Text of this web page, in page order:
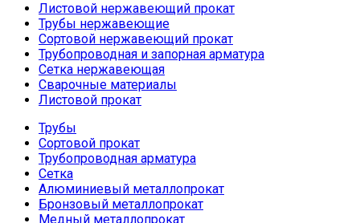
Листовой нержавеющий прокат
Трубы нержавеющие
Сортовой нержавеющий прокат
Трубопроводная и запорная арматура
Сетка нержавеющая
Сварочные материалы
Листовой прокат
Трубы
Сортовой прокат
Трубопроводная арматура
Сетка
Алюминиевый металлопрокат
Бронзовый металлопрокат
Медный металлопрокат